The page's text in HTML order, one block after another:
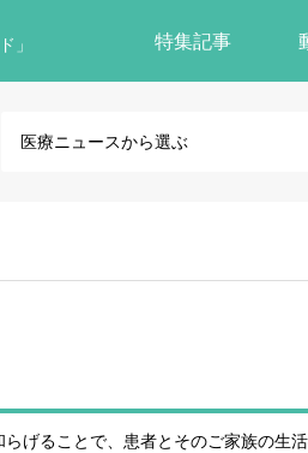
」 特集記事
医療ニュースから選ぶ
げることで、患者とそのご家族の生